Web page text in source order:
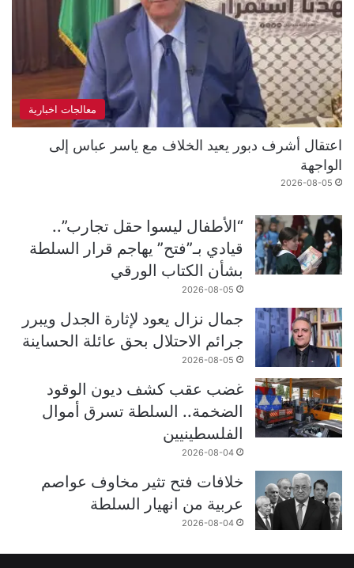
معالجات اخبارية
اعتقال أشرف دبور يعيد الخلاف مع ياسر عباس إلى
الواجهة
2026-08-05
“الأطفال ليسوا حقل تجارب”..
قيادي بـ”فتح” يهاجم قرار السلطة
بشأن الكتاب الورقي
2026-08-05
جمال نزال يعود لإثارة الجدل ويبرر
جرائم الاحتلال بحق عائلة الحساينة
2026-08-05
غضب عقب كشف ديون الوقود
الضخمة.. السلطة تسرق أموال
الفلسطينيين
2026-08-04
خلافات فتح تثير مخاوف عواصم
عربية من انهيار السلطة
2026-08-04